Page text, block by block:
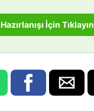
Hazırlanışı İçin Tıklayın